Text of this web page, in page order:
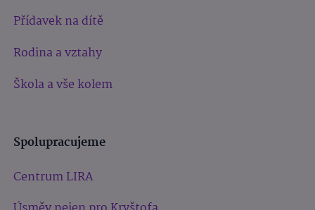
Přídavek na dítě
Rodina a vztahy
Škola a vše kolem
Spolupracujeme
Centrum LIRA